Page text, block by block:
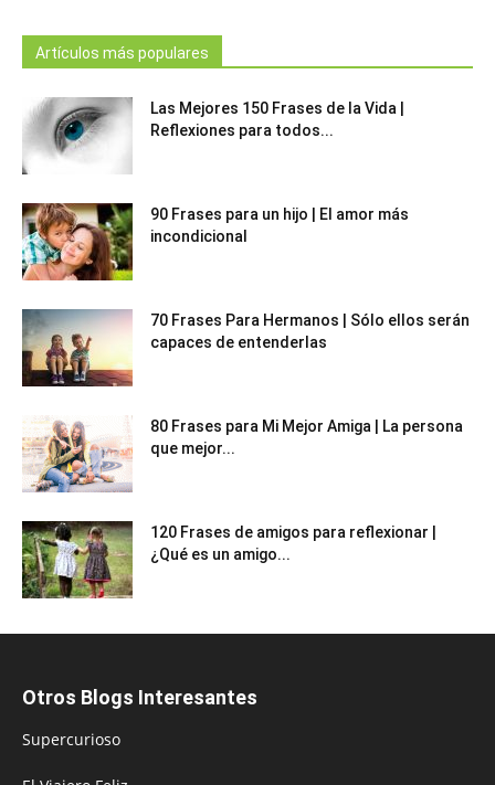
Artículos más populares
Las Mejores 150 Frases de la Vida |
Reflexiones para todos...
90 Frases para un hijo | El amor más
incondicional
70 Frases Para Hermanos | Sólo ellos serán
capaces de entenderlas
80 Frases para Mi Mejor Amiga | La persona
que mejor...
120 Frases de amigos para reflexionar |
¿Qué es un amigo...
Otros Blogs Interesantes
Supercurioso